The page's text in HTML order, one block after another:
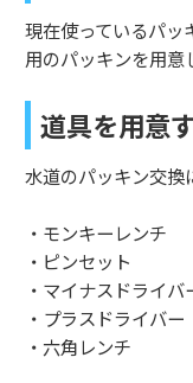
現在使っているパッ
用のパッキンを用意
道具を用意
水道のパッキン交換
・モンキーレンチ
・ピンセット
・マイナスドライバ
・プラスドライバー
・六角レンチ